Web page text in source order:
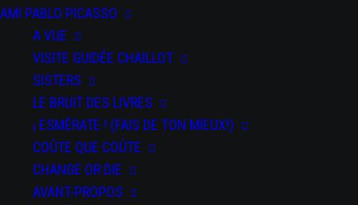
AMI PABLO PICASSO
A VUE
VISITE GUIDÉE CHAILLOT
SISTERS
LE BRUIT DES LIVRES
¡ ESMÉRATE ! (FAIS DE TON MIEUX!)
COÛTE QUE COÛTE
CHANGE OR DIE
AVANT-PROPOS
DATE
22 Juil
2020